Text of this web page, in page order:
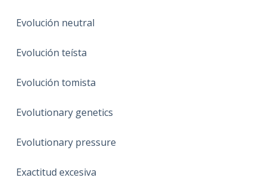
Evolución neutral
Evolución teísta
Evolución tomista
Evolutionary genetics
Evolutionary pressure
Exactitud excesiva